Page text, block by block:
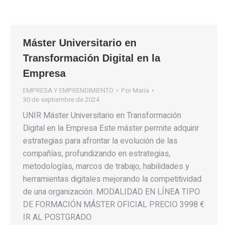
Máster Universitario en
Transformación Digital en la
Empresa
EMPRESA Y EMPRENDIMIENTO Por María
30 de septiembre de 2024
UNIR Máster Universitario en Transformación
Digital en la Empresa Este máster permite adquirir
estrategias para afrontar la evolución de las
compañías, profundizando en estrategias,
metodologías, marcos de trabajo, habilidades y
herramientas digitales mejorando la competitividad
de una organización. MODALIDAD EN LÍNEA TIPO
DE FORMACIÓN MÁSTER OFICIAL PRECIO 3998 €
IR AL POSTGRADO